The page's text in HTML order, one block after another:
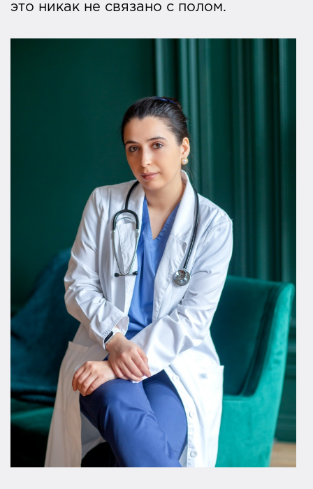
это никак не связано с полом.